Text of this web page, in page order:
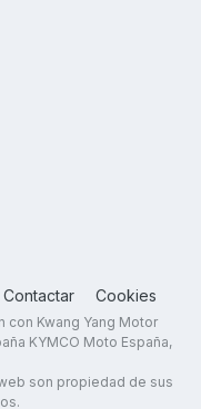
Contactar Cookies
con Kwang Yang Motor
KYMCO Moto España,
son propiedad de sus